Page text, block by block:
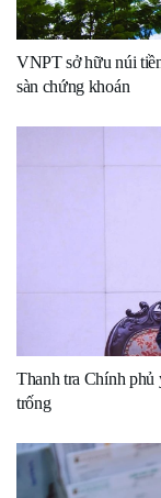
VNPT sở hữu núi
sàn chứng khoán
Thanh tra Chính phủ
trống